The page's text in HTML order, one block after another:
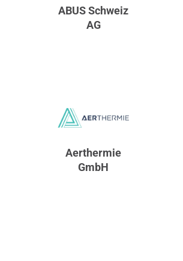
ABUS Schweiz
AG
Aerthermie
GmbH